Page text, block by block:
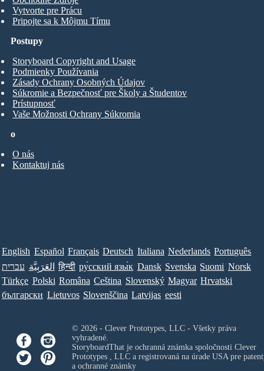
Vytvorte pre Prácu
Pripojte sa k Môjmu Tímu
o
O nás
Kontaktuj nás
Postupy
Storyboard Copyright and Usage
Podmienky Používania
Zásady Ochrany Osobných Údajov
Súkromie a Bezpečnosť pre Školy a Študentov
Prístupnosť
Vaše Možnosti Ochrany Súkromia
English Español Français Deutsch Italiana Nederlands Português
עברית العَرَبِيَّة हिन्दी ру́сский язы́к Dansk Svenska Suomi Norsk
Türkçe Polski Româna Ceština Slovenský Magyar Hrvatski
български Lietuvos Slovenščina Latvijas eesti
© 2026 - Clever Prototypes, LLC - Všetky práva
vyhradené.
StoryboardThat je ochranná známka spoločnosti Clever
Prototypes , LLCa registrovaná na úrade USA pre
a ochranné známky